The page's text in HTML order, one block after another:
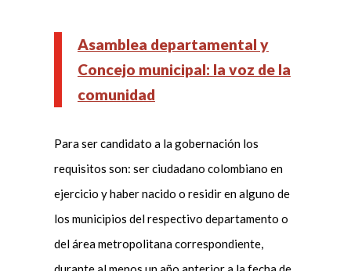
Asamblea departamental y
Concejo municipal: la voz de la
comunidad
Para ser candidato a la gobernación los
requisitos son: ser ciudadano colombiano en
ejercicio y haber nacido o residir en alguno de
los municipios del respectivo departamento o
del área metropolitana correspondiente,